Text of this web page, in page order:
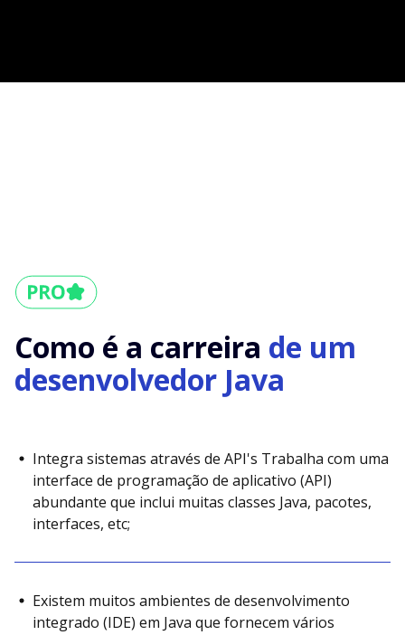
Como é a carreira de um
desenvolvedor Java
Integra sistemas através de API's Trabalha com uma
interface de programação de aplicativo (API)
abundante que inclui muitas classes Java, pacotes,
interfaces, etc;
Existem muitos ambientes de desenvolvimento
integrado (IDE) em Java que fornecem vários